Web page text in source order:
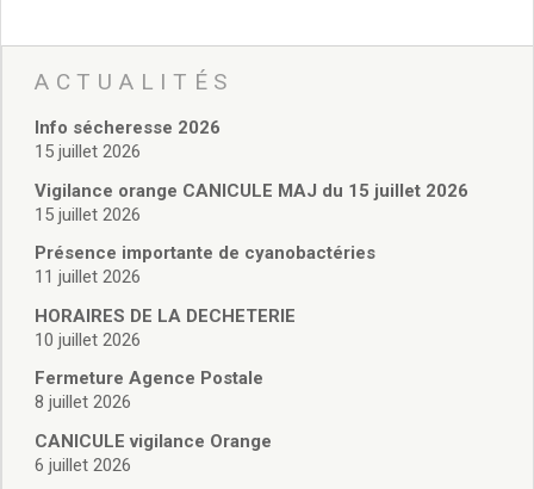
administratives
Services Techniques
Affaires Scolaires
Vie associative
Police Municipale/règlementation
Cimetière/réglementation funéraire
Services en ligne
Licences boissons
Cadastre
Actes d’état civil
Budget de Fonctionnement
Budget d’Investissement
ACTUALITÉS
Info sécheresse 2026
15 juillet 2026
Vigilance orange CANICULE MAJ du 15 juillet 2026
15 juillet 2026
Présence importante de cyanobactéries
11 juillet 2026
HORAIRES DE LA DECHETERIE
10 juillet 2026
Fermeture Agence Postale
8 juillet 2026
CANICULE vigilance Orange
6 juillet 2026